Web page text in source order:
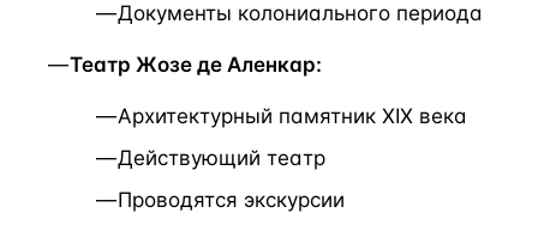
Документы колониального периода
Театр Жозе де Аленкар:
Архитектурный памятник XIX века
Действующий театр
Проводятся экскурсии